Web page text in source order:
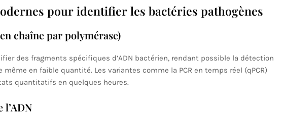
pour identifier les bactéries pathogènes
chaîne par polymérase)
des fragments spécifiques d’ADN bactérien, rendant possible la détection
même en faible quantité. Les variantes comme la PCR en temps réel (qPCR)
quantitatifs en quelques heures.
l’ADN